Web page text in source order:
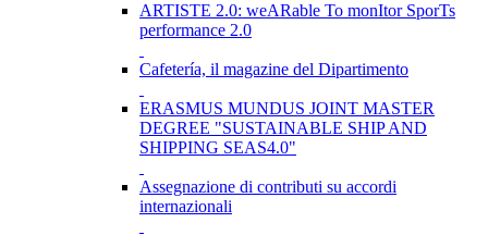
ARTISTE 2.0: weARable To monItor SporTs
performance 2.0
Cafetería, il magazine del Dipartimento
ERASMUS MUNDUS JOINT MASTER
DEGREE "SUSTAINABLE SHIP AND
SHIPPING SEAS4.0"
Assegnazione di contributi su accordi
internazionali